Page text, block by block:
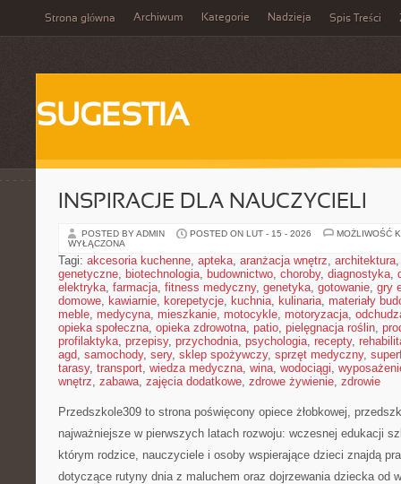
Strona główna Archiwum Kategorie Nadzieja Spis Treści
SUGESTIA
INSPIRACJE DLA NAUCZYCIELI
POSTED BY ADMIN POSTED ON LUT - 15 - 2026
MOŻLIWOŚĆ
WYŁĄCZONA
Tagi: akcesoria kuchenne, apteka, aranżacja wnętrz, architektura
genetyczne, biotechnologia, budownictwo, choroby, diagnostyka,
elektryka, farmacja, fitness medyczny, genetyka, gotowanie, gry
domowe, kawiarnie, korepetycje, kuchnia, kulinaria, materiały
meble, medycyna, mieszkanie, motocykle, motoryzacja,
opieka społeczna, opieka zdrowotna, patio, pielęgnacja roślin,
profilaktyka, przepisy, przychodnia, psychologia, recepty,
agd, samochody, sery, sklep spożywczy, sprzęt medyczny,
tarasy, transport, wiedza medyczna, wina, wodociągi,
wnętrz, zabawa, zajęcia dodatkowe, zdrowe żywienie, zdrowie
Przedszkole309 to strona poświęcony opiece żłobkowej,
najważniejsze w pierwszych latach rozwoju: wczesnej edukacji
którym rodzice, nauczyciele i osoby wspierające dzieci znajdą
dotyczące rutyny dnia z maluchem oraz dojrzewania dziecka od